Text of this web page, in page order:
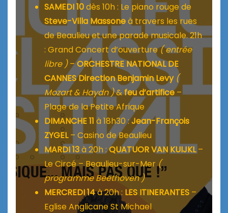
SAMEDI 10dès 10h : Le piano rouge de
Steve-Villa Massoneà travers les rues
de Beaulieu et une parade musicale. 21h
: Grand Concert d’ouverture( entrée
libre )–ORCHESTRE NATIONAL DE
CANNES Direction Benjamin Levy (
Mozart & Haydn )&feu d’artifice–
Plage de la Petite Afrique
DIMANCHE 11 à 18h30 :Jean-François
ZYGEL– Casino de Beaulieu
MARDI 13à 20h :QUATUOR VAN KUIJKL–
Le Circé – Beaulieu-sur-Mer(
programme Beethoven )
MERCREDI 14à 20h : LES ITINERANTES –
Eglise Anglicane St Michael